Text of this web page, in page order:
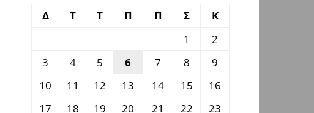
Δ
Τ Τ Π Π Σ
Κ
1
2
3
4 5 6 7 8
9
10
11 12 13 14 15
16
17
18 19 20 21 22
23